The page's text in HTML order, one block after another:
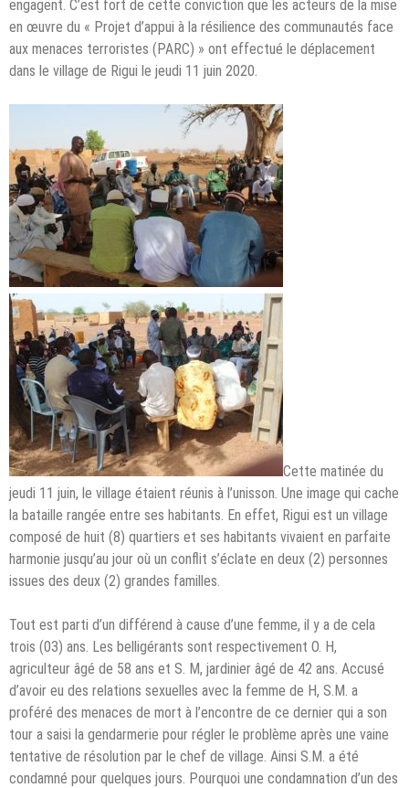
engagent. C’est fort de cette conviction que les acteurs de la mise
en œuvre du « Projet d’appui à la résilience des communautés face
aux menaces terroristes (PARC) » ont effectué le déplacement
dans le village de Rigui le jeudi 11 juin 2020.
Cette matinée du
jeudi 11 juin, le village étaient réunis à l’unisson. Une image qui cache
la bataille rangée entre ses habitants. En effet, Rigui est un village
composé de huit (8) quartiers et ses habitants vivaient en parfaite
harmonie jusqu’au jour où un conflit s’éclate en deux (2) personnes
issues des deux (2) grandes familles.
Tout est parti d’un différend à cause d’une femme, il y a de cela
trois (03) ans. Les belligérants sont respectivement O. H,
agriculteur âgé de 58 ans et S. M, jardinier âgé de 42 ans. Accusé
d’avoir eu des relations sexuelles avec la femme de H, S.M. a
proféré des menaces de mort à l’encontre de ce dernier qui a son
tour a saisi la gendarmerie pour régler le problème après une vaine
tentative de résolution par le chef de village. Ainsi S.M. a été
condamné pour quelques jours. Pourquoi une condamnation d’un des